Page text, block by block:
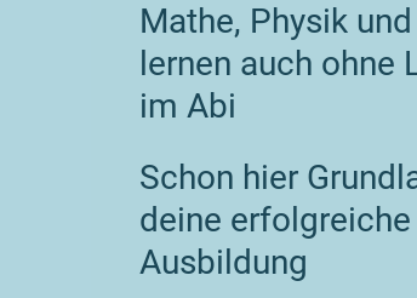
Mathe, Physik
lernen auch ohne
im Abi
Schon hier
deine
Ausbildung